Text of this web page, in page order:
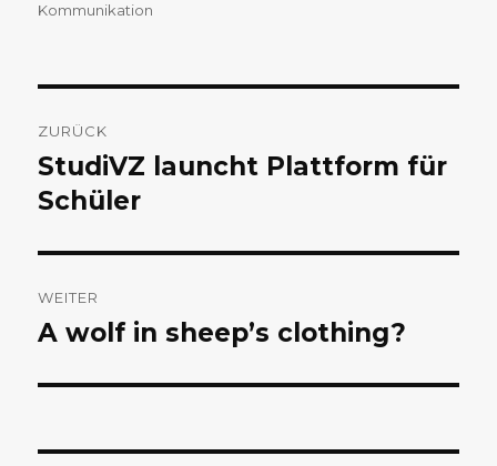
Kommunikation
ZURÜCK
Vorheriger
Beitrag:
StudiVZ launcht Plattform für
Schüler
WEITER
Nächster
A wolf in sheep’s clothing?